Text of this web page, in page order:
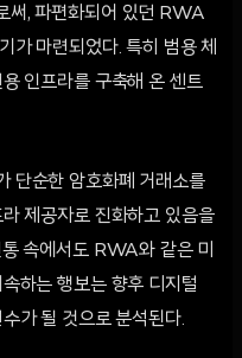
써, 파편화되어 있던 RWA
가 마련되었다. 특히 범용 체
인프라를 구축해 온 센트
단순한 암호화폐 거래소를
제공자로 진화하고 있음을
속에서도 RWA와 같은 미
하는 행보는 향후 디지털
가 될 것으로 분석된다.